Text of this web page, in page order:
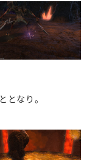
となり。